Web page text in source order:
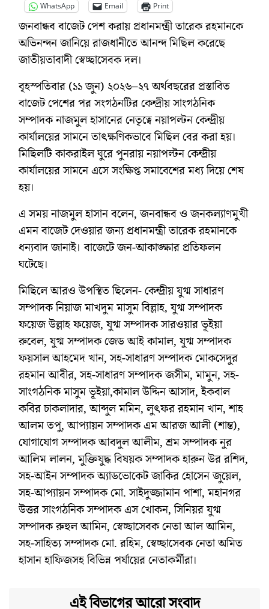
WhatsApp
Email Print
জনবান্ধব বাজেট পেশ করায় প্রধানমন্ত্রী তারেক রহমানকে
অভিনন্দন জানিয়ে রাজধানীতে আনন্দ মিছিল করেছে
জাতীয়তাবাদী স্বেচ্ছাসেবক দল।
বৃহস্পতিবার (১১ জুন) ২০২৬–২৭ অর্থবছরের প্রস্তাবিত
বাজেট পেশের পর সংগঠনটির কেন্দ্রীয় সাংগঠনিক
সম্পাদক নাজমুল হাসানের নেতৃত্বে নয়াপল্টন কেন্দ্রীয়
কার্যালয়ের সামনে তাৎক্ষণিকভাবে মিছিল বের করা হয়।
মিছিলটি কাকরাইল ঘুরে পুনরায় নয়াপল্টন কেন্দ্রীয়
কার্যালয়ের সামনে এসে সংক্ষিপ্ত সমাবেশের মধ্য দিয়ে শেষ
হয়।
এ সময় নাজমুল হাসান বলেন, জনবান্ধব ও জনকল্যাণমুখী
এমন বাজেট দেওয়ার জন্য প্রধানমন্ত্রী তারেক রহমানকে
ধন্যবাদ জানাই। বাজেটে জন-আকাঙ্ক্ষার প্রতিফলন
ঘটেছে।
মিছিলে আরও উপস্থিত ছিলেন- কেন্দ্রীয় যুগ্ম সাধারণ
সম্পাদক নিয়াজ মাখদুম মাসুম বিল্লাহ, যুগ্ম সম্পাদক
ফয়েজ উল্লাহ ফয়েজ, যুগ্ম সম্পাদক সারওয়ার ভূইয়া
রুবেল, যুগ্ম সম্পাদক জেড আই কামাল, যুগ্ম সম্পাদক
ফয়সাল আহমেদ খান, সহ-সাধারণ সম্পাদক মোকসেদুর
রহমান আবীর, সহ-সাধারণ সম্পাদক জসীম, মামুন, সহ-
সাংগঠনিক মাসুম ভূইয়া,কামাল উদ্দিন আসাদ, ইকবাল
কবির চাকলাদার, আব্দুল মমিন, লুৎফর রহমান খান, শাহ
আলম তপু, আপ্যায়ন সম্পাদক এম আরজ আলী (শান্ত),
যোগাযোগ সম্পাদক আবদুল আলীম, শ্রম সম্পাদক নুর
আলিম লালন, মুক্তিযুদ্ধ বিষয়ক সম্পাদক হারুন উর রশিদ,
সহ-আইন সম্পাদক অ্যাডভোকেট জাকির হোসেন জুয়েল,
সহ-আপ্যায়ন সম্পাদক মো. সাইদুজ্জামান পাশা, মহানগর
উত্তর সাংগঠনিক সম্পাদক এস খোকন, সিনিয়র যুগ্ম
সম্পাদক রুহুল আমিন, স্বেচ্ছাসেবক নেতা আল আমিন,
সহ-সাহিত্য সম্পাদক মো. রহিম, স্বেচ্ছাসেবক নেতা অমিত
হাসান হাফিজসহ বিভিন্ন পর্যায়ের নেতাকর্মীরা।
এই বিভাগের আরো সংবাদ